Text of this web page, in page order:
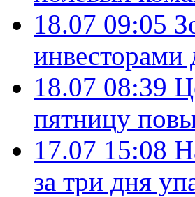
18.07 09:05
18.07 08:39
пятницу
17.07 15:08
за три дня